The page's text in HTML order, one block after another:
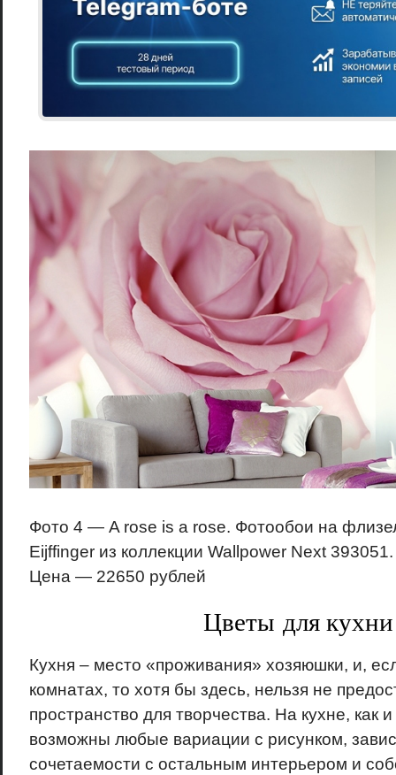
Фото 4 — A rose is a rose. Фотообои на
Eijffinger из коллекции Wallpower Next
Цена — 22650 рублей
Цветы для кухни
Кухня – место «проживания» хозяюшки, и,
комнатах, то хотя бы здесь, нельзя не
пространство для творчества. На кухне, как
возможны любые вариации с рисунком,
сочетаемости с остальным интерьером и